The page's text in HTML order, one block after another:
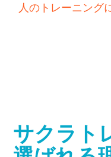
人のトレーニング
サクラト